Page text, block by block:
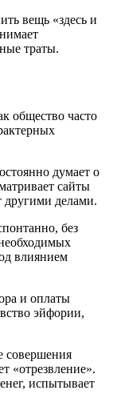
вещь «здесь и
траты.
общество часто
думает о
сайты
другими делами.
без
влиянием
и оплаты
эйфории,
совершения
«отрезвление».
испытывает